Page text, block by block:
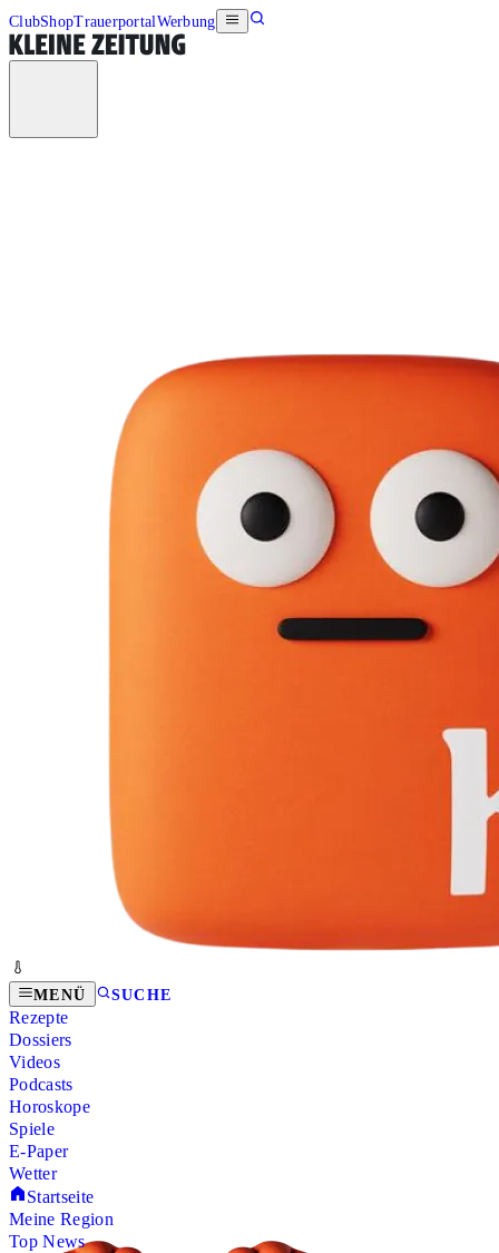
ClubShopTrauerportalWerbung
MENÜ SUCHE
Rezepte
Dossiers
Videos
Podcasts
Horoskope
Spiele
E-Paper
Wetter
Startseite
Meine Region
Top News